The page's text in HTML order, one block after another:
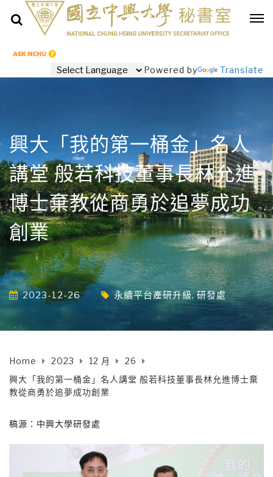
Powered by Translate
興大「我的第一桶金」名人
講堂 般若科技董事長林允進
博士棄教從商勇於追夢成功
創業
2023-12-26 永續平台產研升級,研發處
Home 2023 12 月
26
興大「我的第一桶金」名人講堂 般若科技董事長林允進博士棄
教從商勇於追夢成功創業
稿源：中興大學研發處